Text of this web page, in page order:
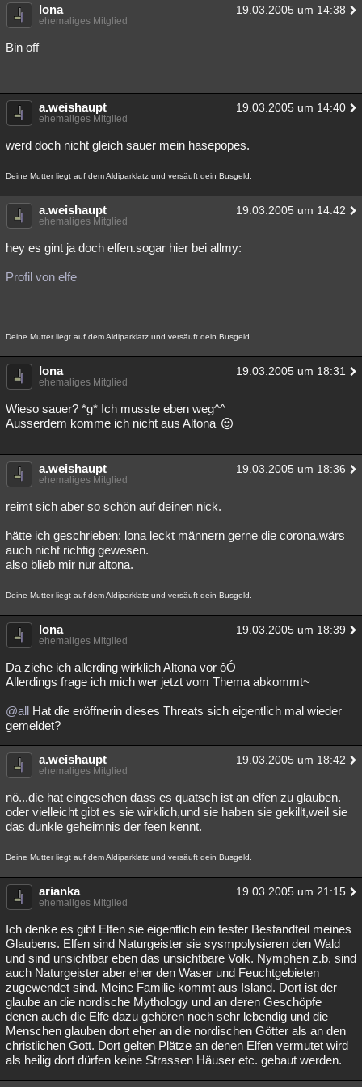
lona 19.03.2005 um 14:38
ehemaliges Mitglied
Bin off
a.weishaupt 19.03.2005 um 14:40
ehemaliges Mitglied
werd doch nicht gleich sauer mein hasepopes.
Deine Mutter liegt auf dem Aldiparklatz und versäuft dein Busgeld.
a.weishaupt 19.03.2005 um 14:42
ehemaliges Mitglied
hey es gint ja doch elfen.sogar hier bei allmy:
Profil von elfe
Deine Mutter liegt auf dem Aldiparklatz und versäuft dein Busgeld.
lona 19.03.2005 um 18:31
ehemaliges Mitglied
Wieso sauer? *g* Ich musste eben weg^^
Ausserdem komme ich nicht aus Altona
a.weishaupt 19.03.2005 um 18:36
ehemaliges Mitglied
reimt sich aber so schön auf deinen nick.
hätte ich geschrieben: lona leckt männern gerne die corona,wärs
auch nicht richtig gewesen.
also blieb mir nur altona.
Deine Mutter liegt auf dem Aldiparklatz und versäuft dein Busgeld.
lona 19.03.2005 um 18:39
ehemaliges Mitglied
Da ziehe ich allerding wirklich Altona vor ôÓ
Allerdings frage ich mich wer jetzt vom Thema abkommt~
@all Hat die eröffnerin dieses Threats sich eigentlich mal wieder
gemeldet?
a.weishaupt 19.03.2005 um 18:42
ehemaliges Mitglied
nö...die hat eingesehen dass es quatsch ist an elfen zu glauben.
oder vielleicht gibt es sie wirklich,und sie haben sie gekillt,weil sie
das dunkle geheimnis der feen kennt.
Deine Mutter liegt auf dem Aldiparklatz und versäuft dein Busgeld.
arianka 19.03.2005 um 21:15
ehemaliges Mitglied
Ich denke es gibt Elfen sie eigentlich ein fester Bestandteil meines
Glaubens. Elfen sind Naturgeister sie sysmpolysieren den Wald
und sind unsichtbar eben das unsichtbare Volk. Nymphen z.b. sind
auch Naturgeister aber eher den Waser und Feuchtgebieten
zugewendet sind. Meine Familie kommt aus Island. Dort ist der
glaube an die nordische Mythology und an deren Geschöpfe
denen auch die Elfe dazu gehören noch sehr lebendig und die
Menschen glauben dort eher an die nordischen Götter als an den
christlichen Gott. Dort gelten Plätze an denen Elfen vermutet wird
als heilig dort dürfen keine Strassen Häuser etc. gebaut werden.